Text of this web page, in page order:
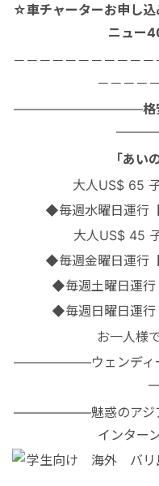
☆車チャーターお申し込
ニュー
－－－－－－－－－－
－－－－
——————————格
「あいの
大人US$ 65
◆毎週水曜日運行
大人US$ 45
◆毎週金曜日運行
◆毎週土曜日運行
◆毎週日曜日運行
お一人様
——————ウェンディー
——————魅惑のアジア
インタ